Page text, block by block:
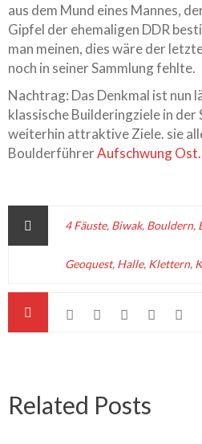
aus dem Mund eines Mannes,
Gipfel der ehemaligen DDR
man meinen, dies wäre der
noch in seiner Sammlung fehlte.
Nachtrag: Das Denkmal ist nun
klassische Builderingziele in
weiterhin attraktive Ziele. sie
BoulderführerAufschwung Ost.
4 Fäuste, Biwak, Bouldern,
Geoquest, Halle, Klettern,
Related Posts